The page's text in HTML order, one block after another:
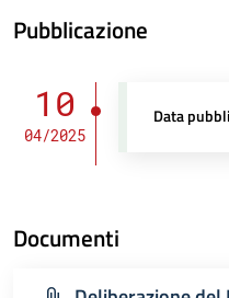
Pubblicazione
10
04/2025
Data
Documenti